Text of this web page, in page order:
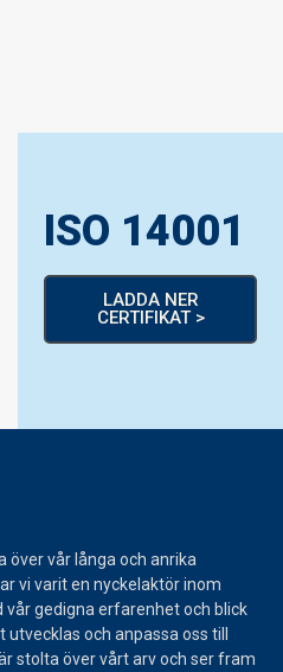
ISO 14001
LADDA NER
CERTIFIKAT >
över vår långa och anrika
vi varit en nyckelaktör inom
vår gedigna erfarenhet och blick
och anpassa oss till
stolta över vårt arv och ser fram